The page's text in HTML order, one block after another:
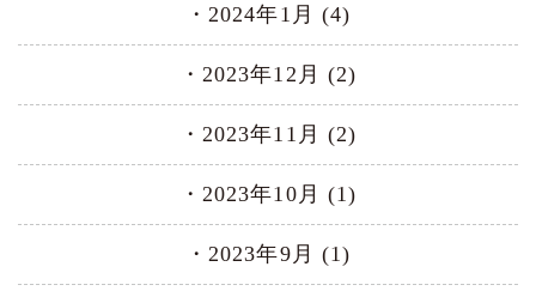
2024年1月 (4)
2023年12月 (2)
2023年11月 (2)
2023年10月 (1)
2023年9月 (1)